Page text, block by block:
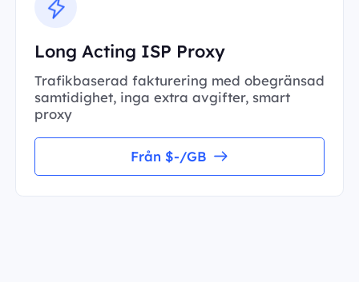
Long Acting ISP Proxy
Trafikbaserad fakturering med obegränsad
samtidighet, inga extra avgifter, smart
proxy
Från $-/GB